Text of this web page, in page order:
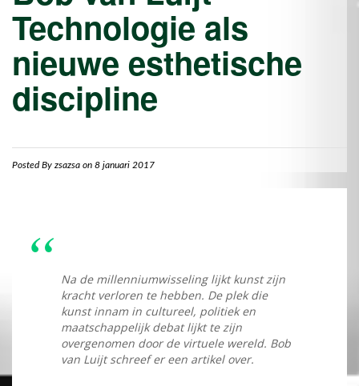
Technologie als
nieuwe esthetische
discipline
Posted By zsazsa on 8 januari 2017
Na de millenniumwisseling lijkt kunst zijn
kracht verloren te hebben. De plek die
kunst innam in cultureel, politiek en
maatschappelijk debat lijkt te zijn
overgenomen door de virtuele wereld. Bob
van Luijt schreef er een artikel over.